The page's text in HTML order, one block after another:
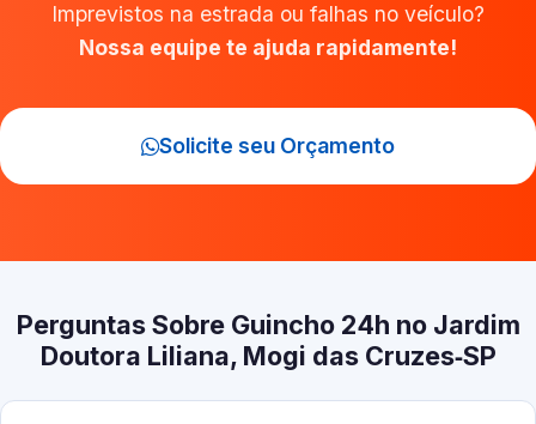
Imprevistos na estrada ou falhas no veículo?
Nossa equipe te ajuda rapidamente!
Solicite seu Orçamento
Perguntas Sobre Guincho 24h no Jardim
Doutora Liliana, Mogi das Cruzes‑SP